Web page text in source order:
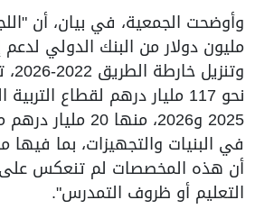
مليون دولار من البنك الدولي لدعم
نحو 117 مليار درهم لقطاع
2025 و2026، منها
في البنيات والتجهيزات، بما فيها
أن هذه المخصصات لم تنعكس
التعليم أو ظروف التمدرس".